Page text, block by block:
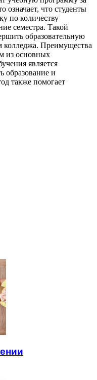
что студенты
по количеству
семестра. Такой
образовательную
колледжа. Преимущества
из основных
является
образование и
также помогает